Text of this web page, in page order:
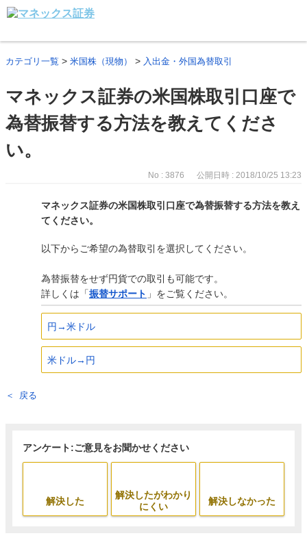
カテゴリ一覧 > 米国株（現物） > 入出金・外国為替取引
マネックス証券の米国株取引口座で
為替振替する方法を教えてくださ
い。
No : 3876 公開日時 : 2018/10/25 13:23
マネックス証券の米国株取引口座で為替振替する方法を教え
てください。
以下からご希望の為替取引を選択してください。
為替振替をせず円貨での取引も可能です。
詳しくは「振替サポート 」をご覧ください。
円→米ドル
米ドル→円
戻る
アンケート:ご意見をお聞かせください
解決した
解決したがわかり
にくい
解決しなかった